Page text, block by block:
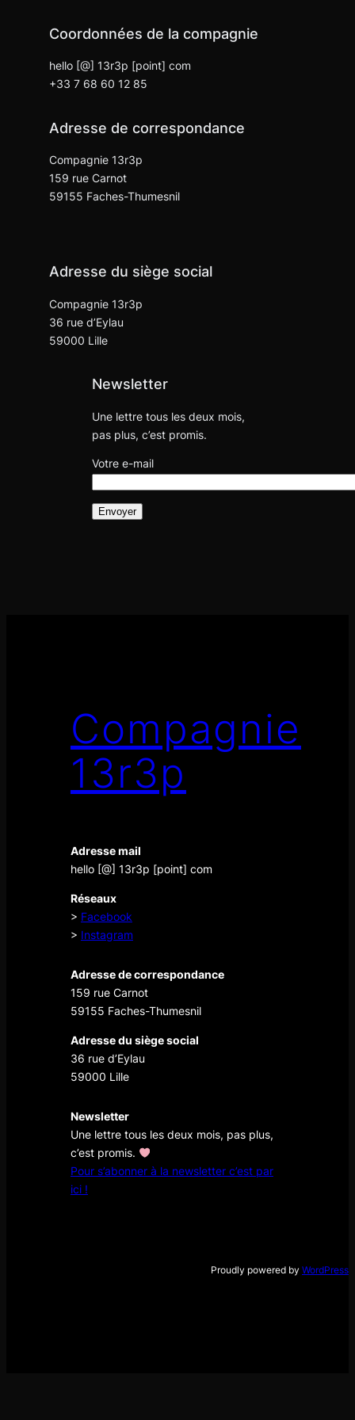
Coordonnées de la compagnie
hello [@] 13r3p [point] com
+33 7 68 60 12 85
Adresse de correspondance
Compagnie 13r3p
159 rue Carnot
59155 Faches-Thumesnil
Adresse du siège social
Compagnie 13r3p
36 rue d’Eylau
59000 Lille
Newsletter
Une lettre tous les deux mois,
pas plus, c’est promis.
Votre e-mail
Compagnie
13r3p
Adresse mail
hello [@] 13r3p [point] com
Réseaux
> Facebook
> Instagram
Adresse de correspondance
159 rue Carnot
59155 Faches-Thumesnil
Adresse du siège social
36 rue d’Eylau
59000 Lille
Newsletter
Une lettre tous les deux mois, pas plus,
c’est promis.
Pour s’abonner à la newsletter c’est par
ici !
Proudly powered by WordPress